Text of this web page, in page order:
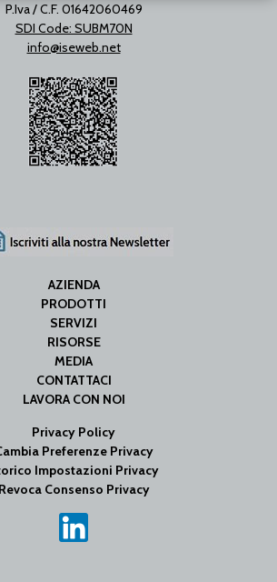
P.Iva / C.F. 01642060469
SDI Code: SUBM70N
info@iseweb.net
AZIENDA
PRODOTTI
SERVIZI
RISORSE
MEDIA
CONTATTACI
LAVORA CON NOI
Privacy Policy
Preferenze Privacy
Impostazioni Privacy
Revoca Consenso Privacy